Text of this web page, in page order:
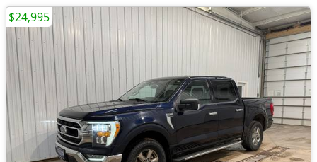
$24,995